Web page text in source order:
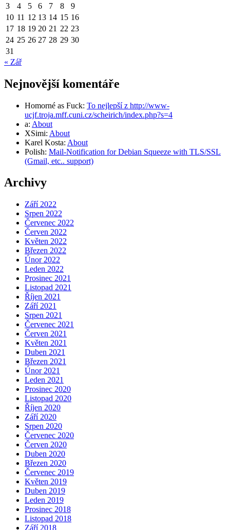
3
4 5 6 7 8
9
10 11 12 13 14 15 16
17 18 19 20 21 22 23
24 25 26 27 28 29 30
31
« Zář
Nejnovější komentáře
Homorné as Fuck: To nejlepší z http://www-
ucjf.troja.mff.cuni.cz/scheirich/index.php?s=4
a: About
XSimi: About
Karel Kosta: About
Polish: Mail-Notification for Debian Squeeze with TLS/SSL
(Gmail, etc.. support)
Archivy
Září 2022
Srpen 2022
Červenec 2022
Červen 2022
Květen 2022
Březen 2022
Únor 2022
Leden 2022
Prosinec 2021
Listopad 2021
Říjen 2021
Září 2021
Srpen 2021
Červenec 2021
Červen 2021
Květen 2021
Duben 2021
Březen 2021
Únor 2021
Leden 2021
Prosinec 2020
Listopad 2020
Říjen 2020
Září 2020
Srpen 2020
Červenec 2020
Červen 2020
Duben 2020
Březen 2020
Červenec 2019
Květen 2019
Duben 2019
Leden 2019
Prosinec 2018
Listopad 2018
Září 2018